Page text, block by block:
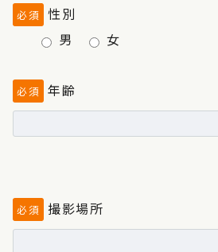
必須 性別
男
女
必須 年齢
必須 撮影場所